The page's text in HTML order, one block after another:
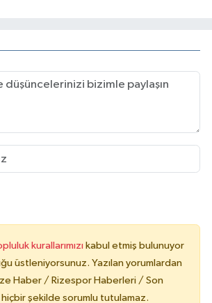
kurallarımızı kabul etmiş bulunuyor
üstleniyorsunuz. Yazılan yorumlardan
Haber / Rizespor Haberleri / Son
şekilde sorumlu tutulamaz.